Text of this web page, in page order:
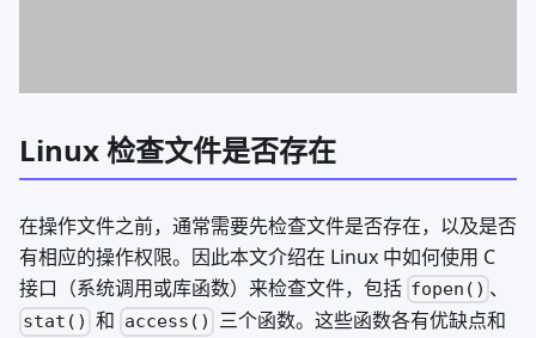
Linux 检查文件是否存在
在操作文件之前，通常需要先检查文件是否存在，以及是否
有相应的操作权限。因此本文介绍在 Linux 中如何使用 C
接口（系统调用或库函数）来检查文件，包括 fopen() 、
stat() 和 access()
三个函数。这些函数各有优缺点和